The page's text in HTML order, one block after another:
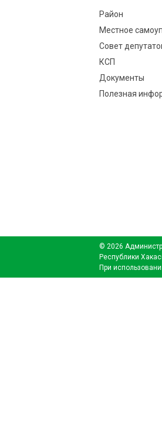
Район
Местное
Совет
КСП
Документы
Полезная
© 2026
Республики
При